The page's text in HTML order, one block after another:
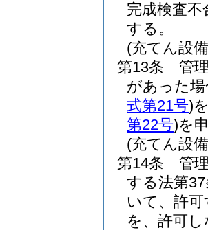
完成検査不
する。
(充てん設
第13条
管
があった
式第21号)
第22号)を
(充てん設
第14条
管
する法第
いて、許
を、許可